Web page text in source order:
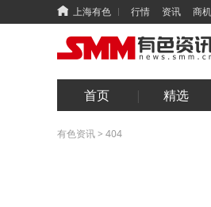
上海有色 行情 资讯 商机
首页 精选
有色资讯> 404